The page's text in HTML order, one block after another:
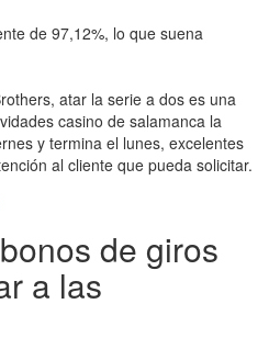
de 97,12%, lo que suena
atar la serie a dos es una
casino de salamanca la
y termina el lunes, excelentes
al cliente que pueda solicitar.
de giros
a las